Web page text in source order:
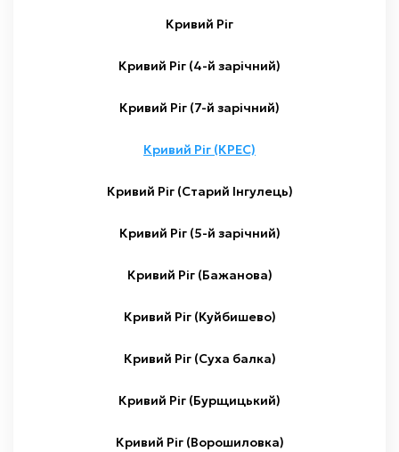
Кривий Ріг
Кривий Ріг (4-й зарічний)
Кривий Ріг (7-й зарічний)
Кривий Ріг (КРЕС)
Кривий Ріг (Старий Інгулець)
Кривий Ріг (5-й зарічний)
Кривий Ріг (Бажанова)
Кривий Ріг (Куйбишево)
Кривий Ріг (Суха балка)
Кривий Ріг (Бурщицький)
Кривий Ріг (Ворошиловка)